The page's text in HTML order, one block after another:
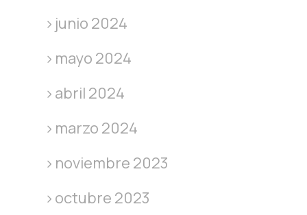
junio 2024
mayo 2024
abril 2024
marzo 2024
noviembre 2023
octubre 2023